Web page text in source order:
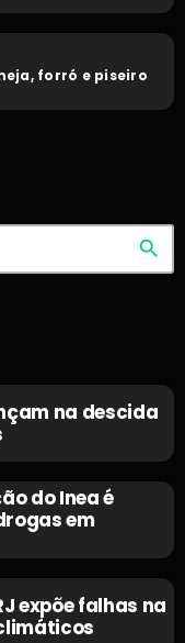
forró e piseiro
search
na descida
do Inea é
em
expõe falhas na